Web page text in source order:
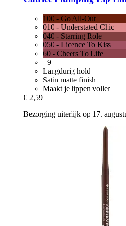
100 - Go All-Out
010 - Understated Chic
040 - Starring Role
050 - Licence To Kiss
60 - Cheers To Life
+9
Langdurig hold
Satin matte finish
Maakt je lippen voller
€ 2,59
Bezorging uiterlijk op 17.